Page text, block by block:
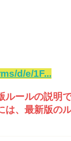
d/e/1F...
ールの説明で
、最新版の